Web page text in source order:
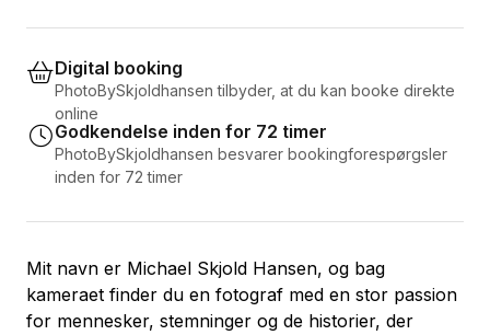
Digital booking
PhotoBySkjoldhansen tilbyder, at du kan booke direkte
online
Godkendelse inden for 72 timer
PhotoBySkjoldhansen besvarer bookingforespørgsler
inden for 72 timer
Mit navn er Michael Skjold Hansen, og bag
kameraet finder du en fotograf med en stor passion
for mennesker, stemninger og de historier, der